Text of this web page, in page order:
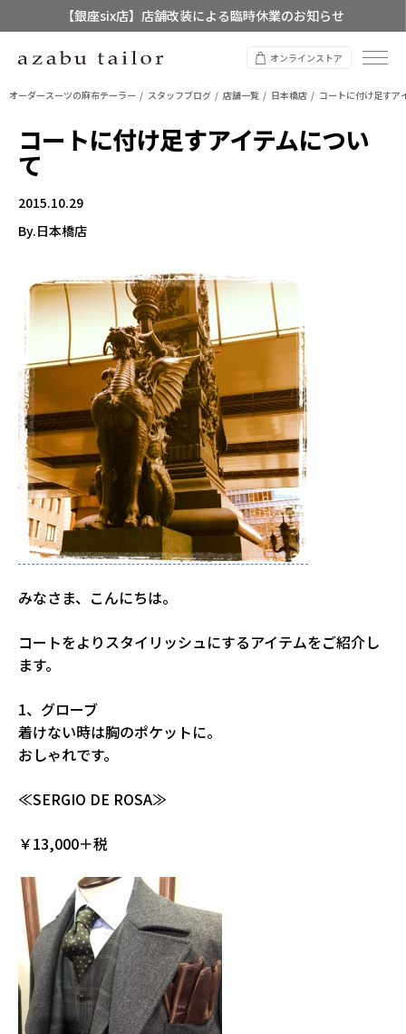
【店舗限定】レディースオーダースーツ
8/12~8/16 夏季休業のお知らせオンラインストア
オーダースーツの麻布テーラー スタッフブログ 店舗一覧 日本橋店 コートに付け足すア
コートに付け足すアイテムについ
て
2015.10.29
By.日本橋店
みなさま、こんにちは。
コートをよりスタイリッシュにするアイテムをご紹介し
ます。
1、グローブ
着けない時は胸のポケットに。
おしゃれです。
≪SERGIO DE ROSA≫
￥13,000＋税